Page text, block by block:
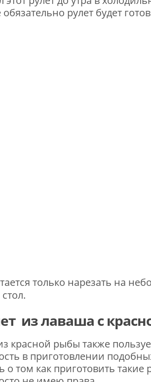
рулет будет
только нарезать на
из лаваша с
красной рыбы также
в приготовлении
о том как приготовить такие